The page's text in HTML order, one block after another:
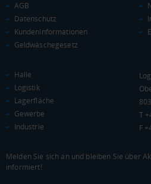
Euro pro Kopf
(Landkreis / Kreisfreie Stadt)
Kaufkraftindex
KAUFKRAFT - EURO PRO KOPF
0 €
AGB
Datenschutz
KundenInformationen
Geldwäschegesetz
Halle
Logistik
Lagerfläche
Gewerbe
Industrie
T
F
Melden Sie sich an und bleiben Sie über
informiert!